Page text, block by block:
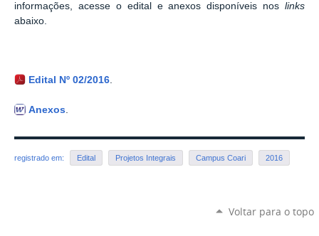
informações, acesse o edital e anexos disponíveis nos links
abaixo.
Edital Nº 02/2016.
Anexos.
registrado em: Edital Projetos Integrais Campus Coari 2016
Voltar para o topo